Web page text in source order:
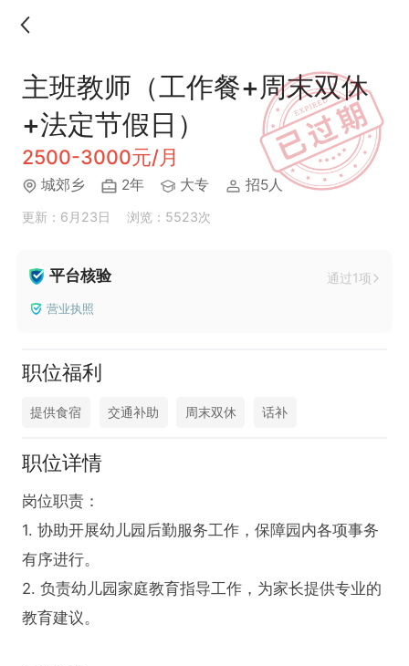
主班教师（工作餐+周末双休
+法定节假日）
2500-3000元/月
城郊乡 2年 大专 招5人
更新：6月23日 浏览：5523次
平台核验 通过1项
营业执照
职位福利
提供食宿 交通补助 周末双休 话补
职位详情
岗位职责：
1. 协助开展幼儿园后勤服务工作，保障园内各项事务
有序进行。
2. 负责幼儿园家庭教育指导工作，为家长提供专业的
教育建议。